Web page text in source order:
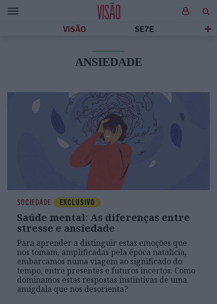
VISÃO SE7E
ANSIEDADE
SOCIEDADE EXCLUSIVO
Saúde mental: As diferenças entre
stresse e ansiedade
Para aprender a distinguir estas emoções que
nos tomam, amplificadas pela época natalícia,
embarcamos numa viagem ao significado do
tempo, entre presentes e futuros incertos. Como
dominamos estas respostas instintivas de uma
amígdala que nos desorienta?